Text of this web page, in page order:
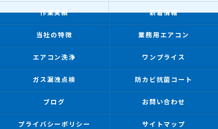
作業実績 新着情報
当社の特徴 業務用エアコン
エアコン洗浄 ワンプライス
ガス漏洩点検 防カビ抗菌コート
ブログ お問い合わせ
プライバシーポリシー サイトマップ